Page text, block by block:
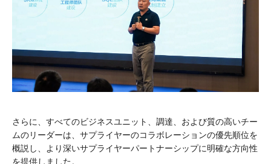
さらに、すべてのビジネスユニット、調達、および質の高いチー
ムのリーダーは、サプライヤーのコラボレーションの優先順位を
概説し、より深いサプライヤーパートナーシップに明確な方向性
を提供しました。